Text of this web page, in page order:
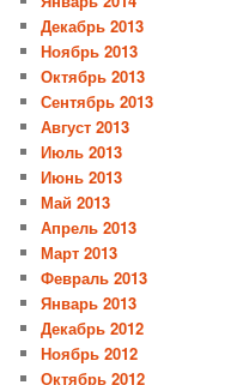
Декабрь 2013
Ноябрь 2013
Октябрь 2013
Сентябрь 2013
Август 2013
Июль 2013
Июнь 2013
Май 2013
Апрель 2013
Март 2013
Февраль 2013
Январь 2013
Декабрь 2012
Ноябрь 2012
Октябрь 2012